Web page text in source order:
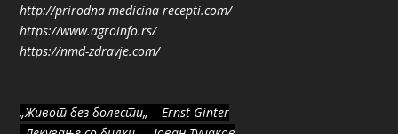
http://prirodna-medicina-recepti.com/
https://www.agroinfo.rs/
https://nmd-zdravje.com/
„Живот без болести„ – Ernst Ginter